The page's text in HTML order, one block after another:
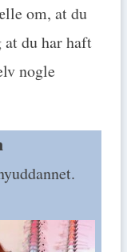
om, at du
at du har haft
nogle